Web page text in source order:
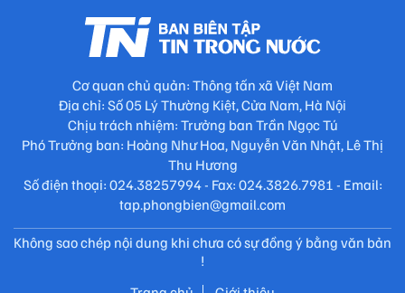
Cơ quan chủ quản: Thông tấn xã Việt Nam
Địa chỉ: Số 05 Lý Thường Kiệt, Cửa Nam, Hà Nội
Chịu trách nhiệm: Trưởng ban Trần Ngọc Tú
Phó Trưởng ban: Hoàng Như Hoa, Nguyễn Văn Nhật, Lê Thị
Thu Hương
Số điện thoại: 024.38257994 - Fax: 024.3826.7981 - Email:
tap.phongbien@gmail.com
Không sao chép nội dung khi chưa có sự đồng ý bằng văn bản
!